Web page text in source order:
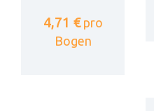
4,71 € pro
Bogen